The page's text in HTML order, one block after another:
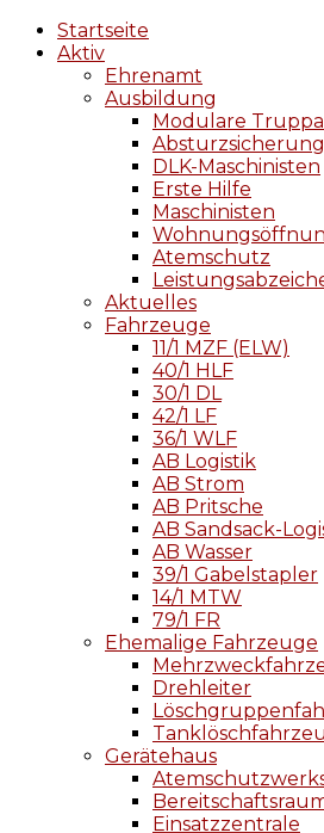
Startseite
Aktiv
Ehrenamt
Ausbildung
Modulare
Absturzsicherung
DLK-Maschinisten
Erste Hilfe
Maschinisten
Atemschutz
Aktuelles
Fahrzeuge
11/1 MZF (ELW)
40/1 HLF
30/1 DL
42/1 LF
36/1 WLF
AB Logistik
AB Strom
AB Pritsche
AB Sandsack-
AB Wasser
39/1 Gabelstapler
14/1 MTW
79/1 FR
Ehemalige Fahrzeuge
Drehleiter
Gerätehaus
Einsatzzentrale